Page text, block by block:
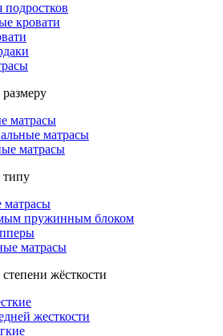
подростков
кровати
матрасы
матрасы
матрасы
пружинным блоком
матрасы
жёсткости
жесткости